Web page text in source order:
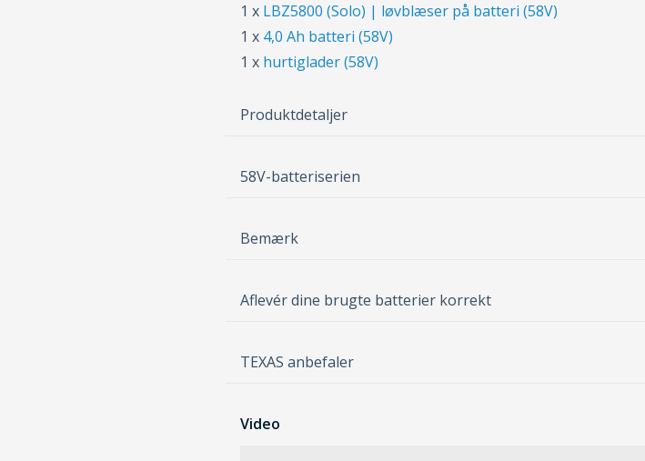
1 x LBZ5800 (Solo) | løvblæser på batteri (58V)
1 x 4,0 Ah batteri (58V)
1 x hurtiglader (58V)
Produktdetaljer
58V-batteriserien
Bemærk
Aflevér dine brugte batterier korrekt
TEXAS anbefaler
Video